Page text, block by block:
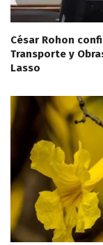
César Rohon
Transporte y
Lasso